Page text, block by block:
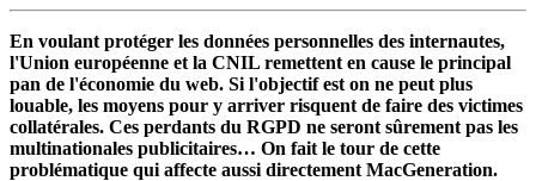
En voulant protéger les données personnelles des internautes,
l'Union européenne et la CNIL remettent en cause le principal
pan de l'économie du web. Si l'objectif est on ne peut plus
louable, les moyens pour y arriver risquent de faire des victimes
collatérales. Ces perdants du RGPD ne seront sûrement pas les
multinationales publicitaires… On fait le tour de cette
problématique qui affecte aussi directement MacGeneration.